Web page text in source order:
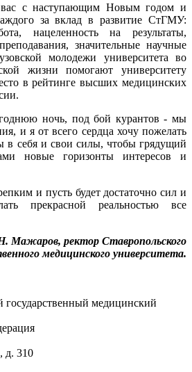
вас с наступающим Новым годом и
за вклад в развитие СтГМУ:
нацеленность на результаты,
значительные научные
молодежи университета во
жизни помогают университету
в рейтинге высших медицинских
ночь, под бой курантов - мы
и я от всего сердца хочу пожелать
в себя и свои силы, чтобы грядущий
новые горизонты интересов и
и пусть будет достаточно сил и
прекрасной реальностью все
Мажаров, ректор Ставропольского
медицинского университета.
государственный медицинский
д. 310